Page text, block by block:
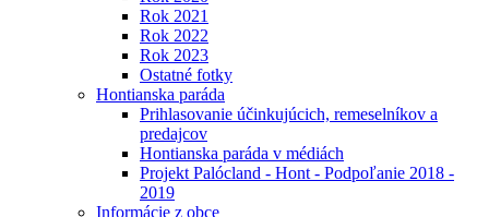
Rok 2021
Rok 2022
Rok 2023
Ostatné fotky
Hontianska paráda
Prihlasovanie účinkujúcich, remeselníkov a
predajcov
Hontianska paráda v médiách
Projekt Palócland - Hont - Podpoľanie 2018 -
2019
Informácie z obce